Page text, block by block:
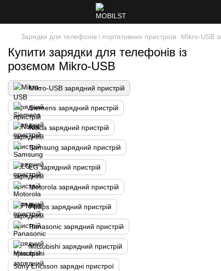
Зарядки для телефонів і портативних пристроїв Mikro-USB
Купити зарядки для телефонів із
розємом Mikro-USB
Mikro-USB зарядний пристрій
Siemens зарядний пристрій
Nokia зарядний пристрій
Samsung зарядний пристрій
LG зарядний пристрій
Motorola зарядний пристрій
Philips зарядний пристрій
Panasonic зарядний пристрій
Mitsubishi зарядний пристрій
Sony Ericsson зарядні пристрої